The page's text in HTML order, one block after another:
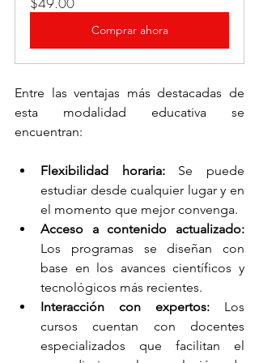
Comprar ahora
Entre las ventajas más destacadas de
esta modalidad educativa se
encuentran:
Flexibilidad horaria: Se puede
estudiar desde cualquier lugar y en
el momento que mejor convenga.
Acceso a contenido actualizado:
Los programas se diseñan con
base en los avances científicos y
tecnológicos más recientes.
Interacción con expertos: Los
cursos cuentan con docentes
especializados que facilitan el